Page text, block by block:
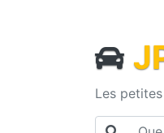
Les